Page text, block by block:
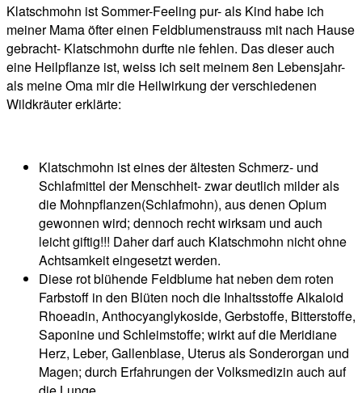
Klatschmohn ist Sommer-Feeling pur- als Kind habe ich
meiner Mama öfter einen Feldblumenstrauss mit nach Hause
gebracht- Klatschmohn durfte nie fehlen. Das dieser auch
eine Heilpflanze ist, weiss ich seit meinem 8en Lebensjahr-
als meine Oma mir die Heilwirkung der verschiedenen
Wildkräuter erklärte:
Klatschmohn ist eines der ältesten Schmerz- und
Schlafmittel der Menschheit- zwar deutlich milder als
die Mohnpflanzen(Schlafmohn), aus denen Opium
gewonnen wird; dennoch recht wirksam und auch
leicht giftig!!! Daher darf auch Klatschmohn nicht ohne
Achtsamkeit eingesetzt werden.
Diese rot blühende Feldblume hat neben dem roten
Farbstoff in den Blüten noch die Inhaltsstoffe Alkaloid
Rhoeadin, Anthocyanglykoside, Gerbstoffe, Bitterstoffe,
Saponine und Schleimstoffe; wirkt auf die Meridiane
Herz, Leber, Gallenblase, Uterus als Sonderorgan und
Magen; durch Erfahrungen der Volksmedizin auch auf